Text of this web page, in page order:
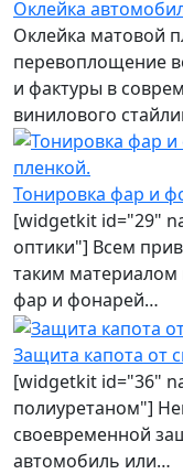
Оклейка
Оклейка матовой
перевоплощение
и фактуры в
винилового
Тонировка фар и
[widgetkit id="29"
оптики"] Всем
таким материалом
фар и фонарей…
Защита капота от
[widgetkit id="36"
полиуретаном"]
своевременной
автомобиль или…